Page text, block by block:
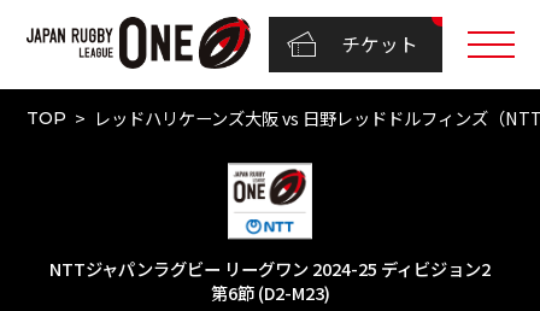
チケット
TOP レッドハリケーンズ大阪 vs 日野レッドドルフィンズ（
NTTジャパンラグビー リーグワン 2024-25 ディビジョン2
第6節 (D2-M23)